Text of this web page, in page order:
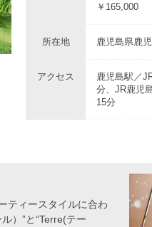
￥165,000
所在地 鹿児島県鹿
アクセス
鹿児島駅／
分、JR鹿児
15分
ティースタイルに合わ
）”と“Terre(テー